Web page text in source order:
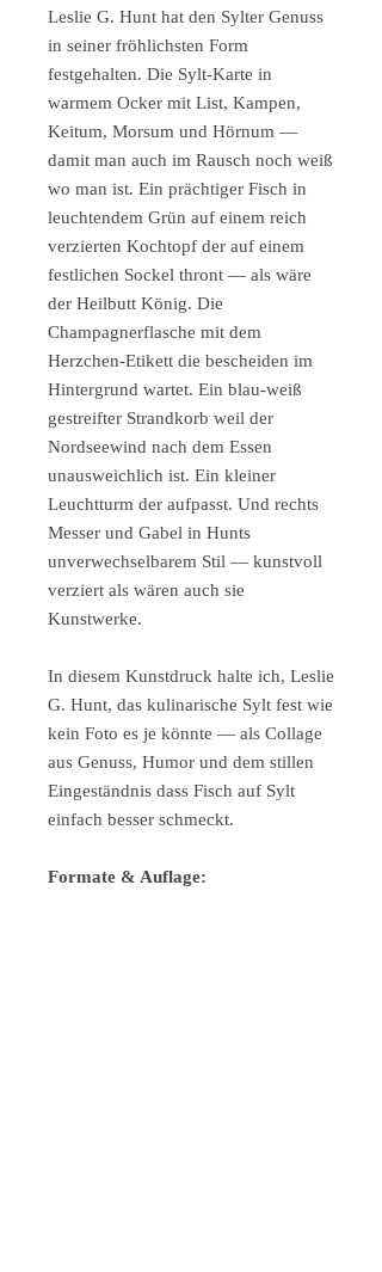
Leslie G. Hunt hat den Sylter Genuss
in seiner fröhlichsten Form
festgehalten. Die Sylt-Karte in
warmem Ocker mit List, Kampen,
Keitum, Morsum und Hörnum —
damit man auch im Rausch noch weiß
wo man ist. Ein prächtiger Fisch in
leuchtendem Grün auf einem reich
verzierten Kochtopf der auf einem
festlichen Sockel thront — als wäre
der Heilbutt König. Die
Champagnerflasche mit dem
Herzchen-Etikett die bescheiden im
Hintergrund wartet. Ein blau-weiß
gestreifter Strandkorb weil der
Nordseewind nach dem Essen
unausweichlich ist. Ein kleiner
Leuchtturm der aufpasst. Und rechts
Messer und Gabel in Hunts
unverwechselbarem Stil — kunstvoll
verziert als wären auch sie
Kunstwerke.
In diesem Kunstdruck halte ich, Leslie
G. Hunt, das kulinarische Sylt fest wie
kein Foto es je könnte — als Collage
aus Genuss, Humor und dem stillen
Eingeständnis dass Fisch auf Sylt
einfach besser schmeckt.
Formate & Auflage: